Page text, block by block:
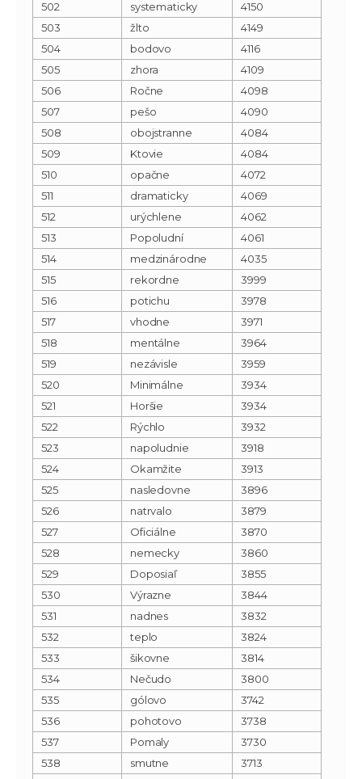
502
systematicky
4150
503
žlto
4149
504
bodovo
4116
505
zhora
4109
506
Ročne
4098
507
pešo
4090
508
obojstranne
4084
509
Ktovie
4084
510
opačne
4072
511
dramaticky
4069
512
urýchlene
4062
513
Popoludní
4061
514
medzinárodne
4035
515
rekordne
3999
516
potichu
3978
517
vhodne
3971
518
mentálne
3964
519
nezávisle
3959
520
Minimálne
3934
521
Horšie
3934
522
Rýchlo
3932
523
napoludnie
3918
524
Okamžite
3913
525
nasledovne
3896
526
natrvalo
3879
527
Oficiálne
3870
528
nemecky
3860
529
Doposiaľ
3855
530
Výrazne
3844
531
nadnes
3832
532
teplo
3824
533
šikovne
3814
534
Nečudo
3800
535
gólovo
3742
536
pohotovo
3738
537
Pomaly
3730
538
smutne
3713